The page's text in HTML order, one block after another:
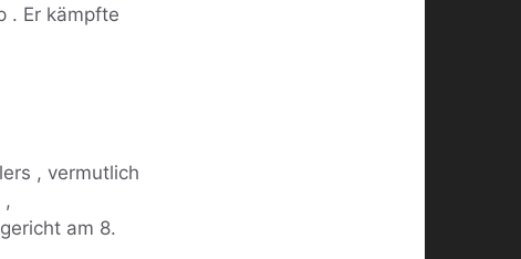
. Er kämpfte
, vermutlich
,
am 8.